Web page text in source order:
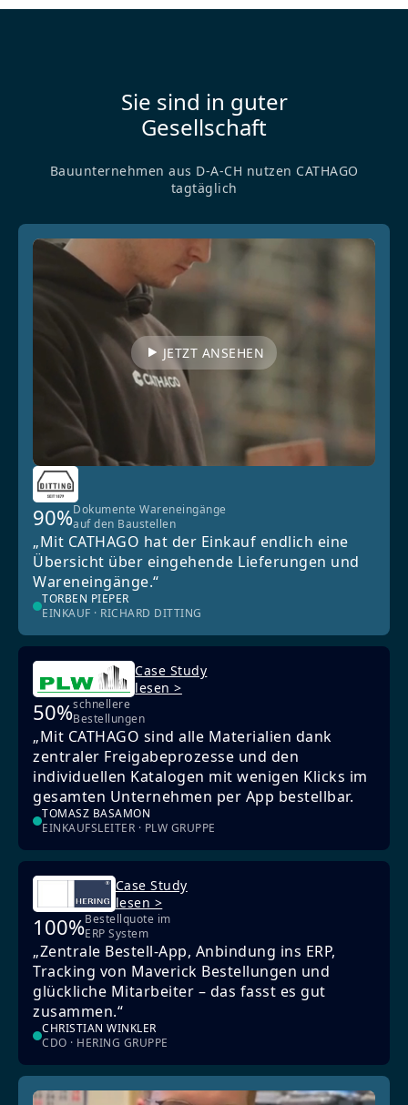
Sie sind in guter
Gesellschaft
Bauunternehmen aus D-A-CH nutzen CATHAGO
tagtäglich
JETZT ANSEHEN
90%Dokumente Wareneingänge
auf den Baustellen
„Mit CATHAGO hat der Einkauf endlich eine
Übersicht über eingehende Lieferungen und
Wareneingänge.“
TORBEN PIEPER
EINKAUF · RICHARD DITTING
Case Study
lesen >
50%schnellere
Bestellungen
„Mit CATHAGO sind alle Materialien dank
zentraler Freigabeprozesse und den
individuellen Katalogen mit wenigen Klicks im
gesamten Unternehmen per App bestellbar.
TOMASZ BASAMON
EINKAUFSLEITER · PLW GRUPPE
Case Study
lesen >
100%Bestellquote im
ERP System
„Zentrale Bestell-App, Anbindung ins ERP,
Tracking von Maverick Bestellungen und
glückliche Mitarbeiter – das fasst es gut
zusammen.“
CHRISTIAN WINKLER
CDO · HERING GRUPPE